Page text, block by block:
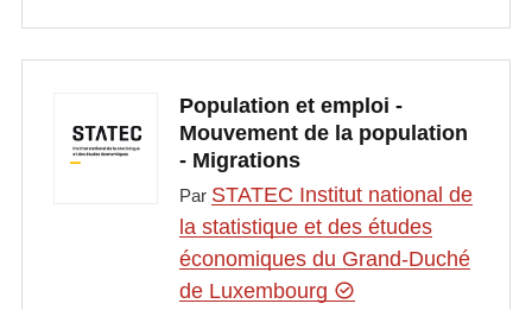
Population et emploi -
Mouvement de la population
- Migrations
Par STATEC Institut national de
la statistique et des études
économiques du Grand-Duché
de Luxembourg